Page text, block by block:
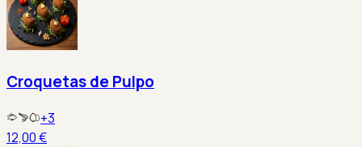
Croquetas de Pulpo
+3
12,00 €